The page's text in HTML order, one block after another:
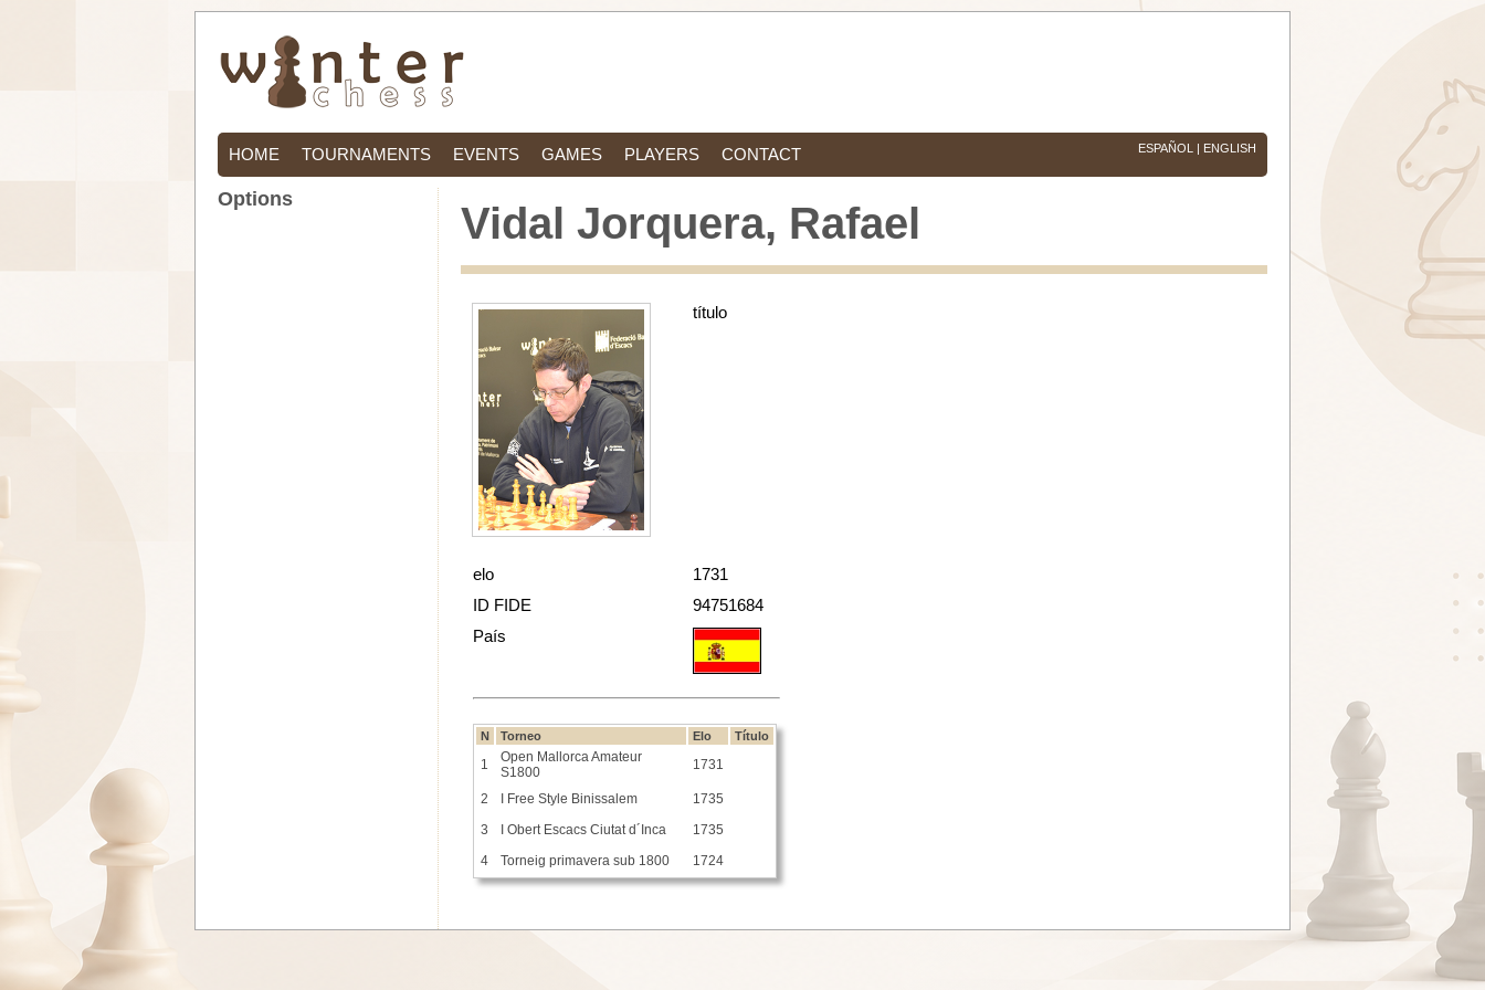
HOME TOURNAMENTS EVENTS GAMES PLAYERS CONTACT ESPAÑOL | ENGLISH
Vidal Jorquera, Rafael
título
elo
1731
ID FIDE
94751684
País
N Torneo Elo Título
1
Open Mallorca Amateur
S1800
1731
2 I Free Style Binissalem
1735
3
I Obert Escacs Ciutat d´Inca
1735
4
Torneig primavera sub 1800 1724
Options